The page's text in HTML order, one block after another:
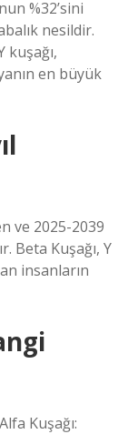
%32’sini
nesildir.
​​kuşağı,
en büyük
ve 2025-2039
Beta Kuşağı, Y
insanların
Kuşağı: